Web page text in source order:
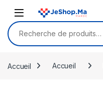
Recherche pour :
Accueil Accueil